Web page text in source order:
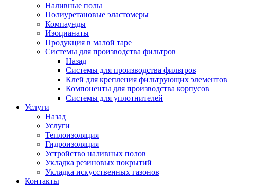
Наливные полы
Полиуретановые эластомеры
Компаунды
Изоцианаты
Продукция в малой таре
Системы для производства фильтров
Назад
Системы для производства фильтров
Клей для крепления фильтрующих элементов
Компоненты для производства корпусов
Системы для уплотнителей
Услуги
Назад
Услуги
Теплоизоляция
Гидроизоляция
Устройство наливных полов
Укладка резиновых покрытий
Укладка искусственных газонов
Контакты